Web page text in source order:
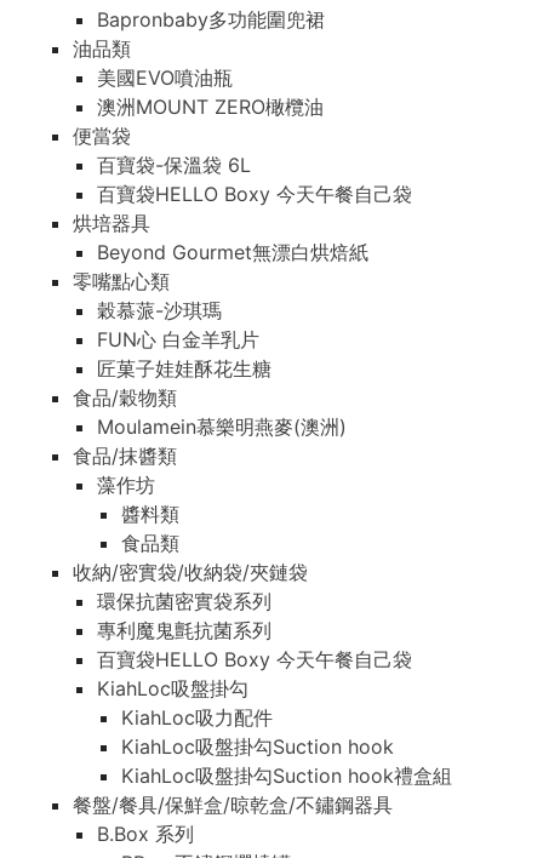
Bapronbaby多功能圍兜裙
油品類
美國EVO噴油瓶
澳洲MOUNT ZERO橄欖油
便當袋
百寶袋-保溫袋 6L
百寶袋HELLO Boxy 今天午餐自己袋
烘培器具
Beyond Gourmet無漂白烘焙紙
零嘴點心類
穀慕蒎-沙琪瑪
FUN心 白金羊乳片
匠菓子娃娃酥花生糖
食品/穀物類
Moulamein慕樂明燕麥(澳洲)
食品/抹醬類
藻作坊
醬料類
食品類
收納/密實袋/收納袋/夾鏈袋
環保抗菌密實袋系列
專利魔鬼氈抗菌系列
百寶袋HELLO Boxy 今天午餐自己袋
KiahLoc吸盤掛勾
KiahLoc吸力配件
KiahLoc吸盤掛勾Suction hook
KiahLoc吸盤掛勾Suction hook禮盒組
餐盤/餐具/保鮮盒/晾乾盒/不鏽鋼器具
B.Box 系列